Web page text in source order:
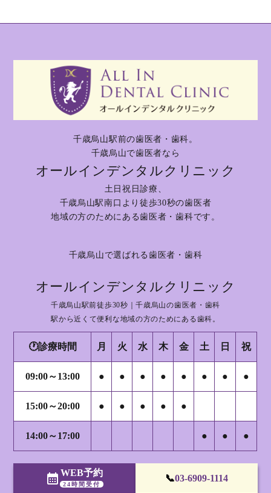
千歳烏山駅前の歯医者・歯科。
千歳烏山で歯医者なら
オールインデンタルクリニック
土日祝日診療、
千歳烏山駅南口より徒歩30秒の歯医者
地域の方のためにある歯医者・歯科です。
千歳烏山で選ばれる歯医者・歯科
オールインデンタルクリニック
千歳烏山駅前徒歩30秒｜千歳烏山の歯医者・歯科
駅から近くて便利な地域の方のためにある歯科。
🕐診療時間 月 火 水 木 金 土 日 祝
09:00～13:00 ● ● ● ● ● ● ● ●
15:00～20:00 ● ● ● ● ●
14:00～17:00 ● ● ●
calendar_month WEB予約
24時間受付
📞03-6909-1114